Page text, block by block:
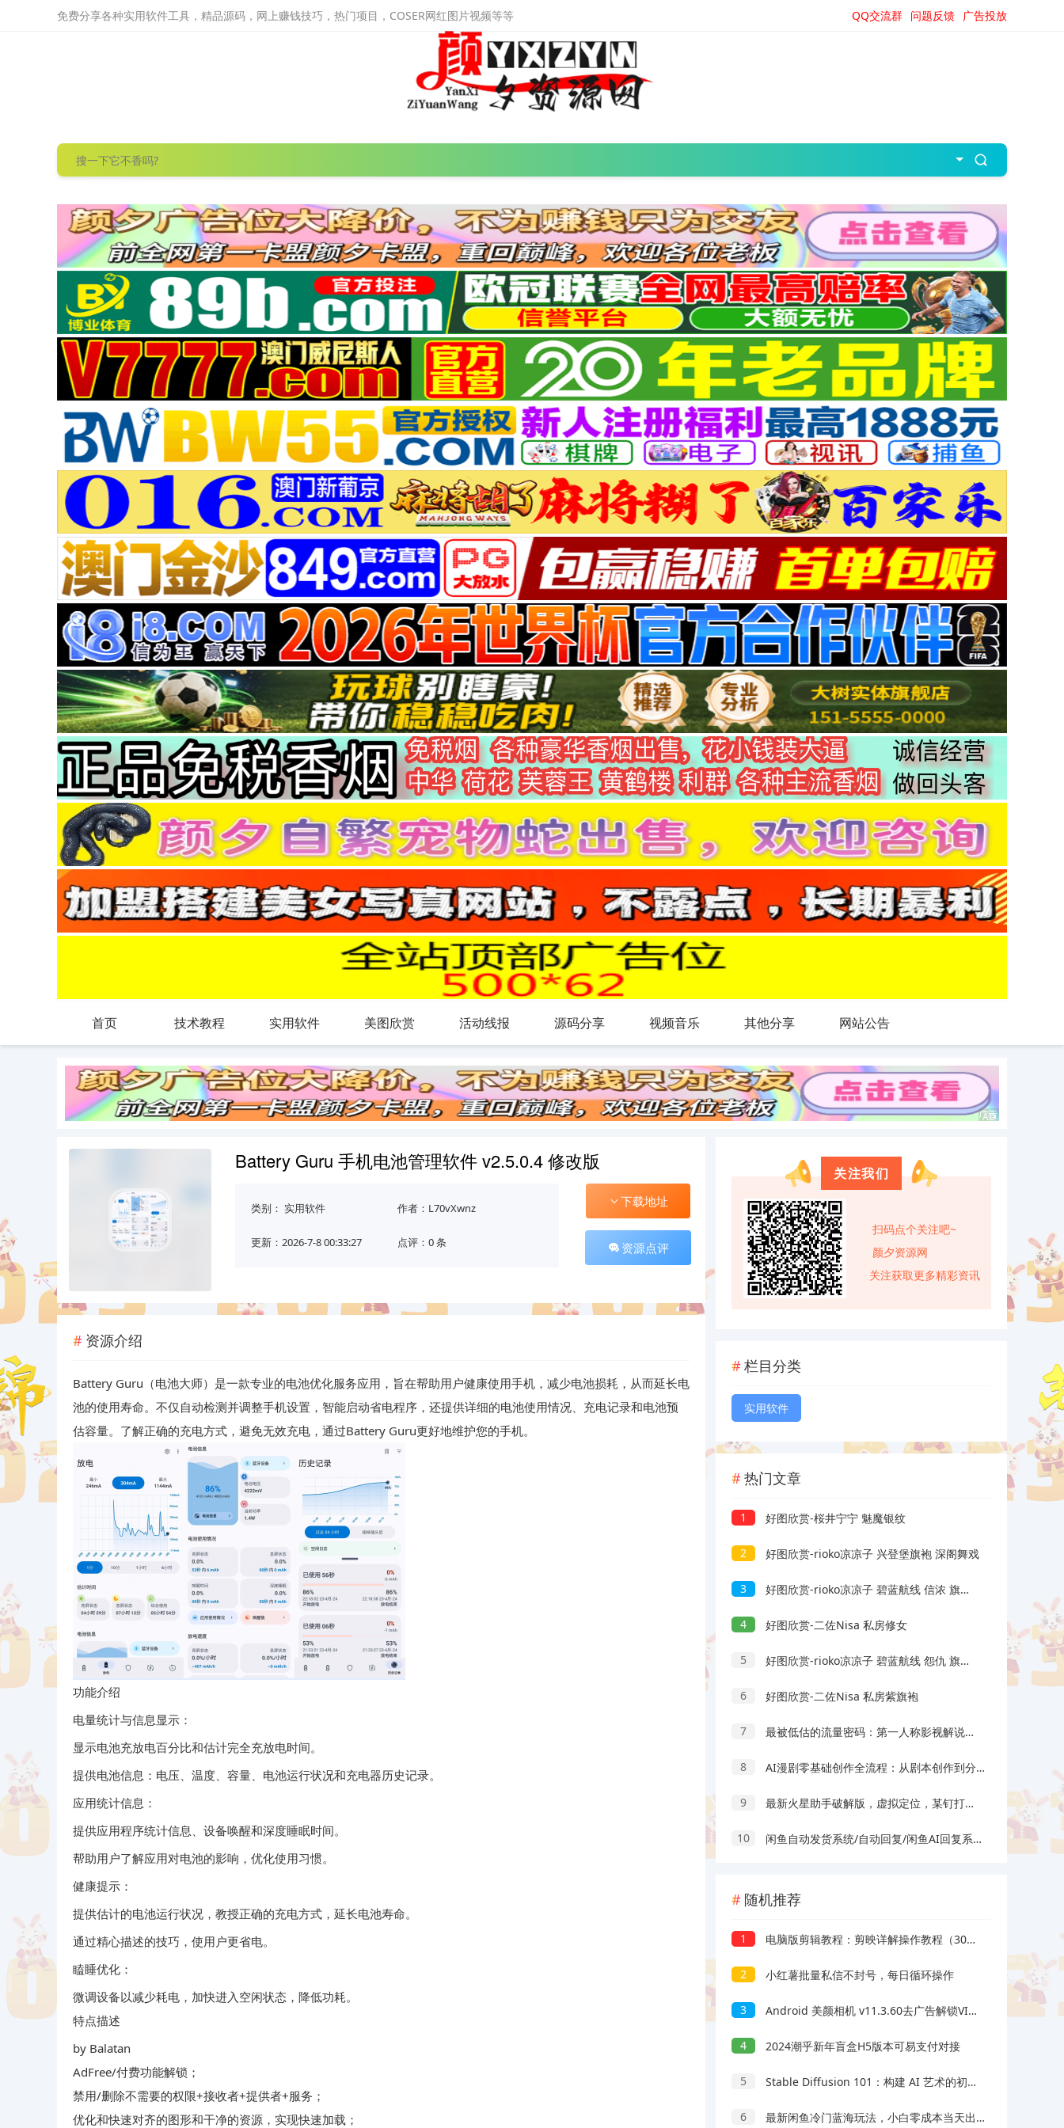
免费分享各种实用软件工具，精品源码，网上赚钱技巧，热门项目，COSER网红图片视频等等 广告投放
问题反馈
QQ交流群
首页 技术教程 实用软件 美图欣赏 活动线报 源码分享 视频音乐 其他分享 网站公告
Battery Guru 手机电池管理软件 v2.5.0.4 修改版
类别： 实用软件 作者：L70vXwnz
更新：2026-7-8 00:33:27 点评：0 条
下载地址
资源点评
资源介绍
Battery Guru（电池大师）是一款专业的电池优化服务应用，旨在帮助用户健康使用手机，减少电池损耗，从而延长电
池的使用寿命。不仅自动检测并调整手机设置，智能启动省电程序，还提供详细的电池使用情况、充电记录和电池预
估容量。了解正确的充电方式，避免无效充电，通过Battery Guru更好地维护您的手机。
功能介绍
电量统计与信息显示：
显示电池充放电百分比和估计完全充放电时间。
提供电池信息：电压、温度、容量、电池运行状况和充电器历史记录。
应用统计信息：
提供应用程序统计信息、设备唤醒和深度睡眠时间。
帮助用户了解应用对电池的影响，优化使用习惯。
健康提示：
提供估计的电池运行状况，教授正确的充电方式，延长电池寿命。
通过精心描述的技巧，使用户更省电。
瞌睡优化：
微调设备以减少耗电，加快进入空闲状态，降低功耗。
特点描述
by Balatan
AdFree/付费功能解锁；
禁用/删除不需要的权限+接收者+提供者+服务；
优化和快速对齐的图形和干净的资源，实现快速加载；
关注我们
扫码点个关注吧~
颜夕资源网
关注获取更多精彩资讯
栏目分类
实用软件
热门文章
1 好图欣赏-桜井宁宁 魅魔银纹
2 好图欣赏-rioko凉凉子 兴登堡旗袍 深阁舞戏
3 好图欣赏-rioko凉凉子 碧蓝航线 信浓 旗袍 相融一梦
4 好图欣赏-二佐Nisa 私房修女
5 好图欣赏-rioko凉凉子 碧蓝航线 怨仇 旗袍 杯盏盈芳华
6 好图欣赏-二佐Nisa 私房紫旗袍
7 最被低估的流量密码：第一人称影视解说，条条爆款100w+！【保姆级教学】
8 AI漫剧零基础创作全流程：从剧本创作到分镜剪辑，全套提示词模板直接落地出片
9 最新火星助手破解版，虚拟定位，某钉打卡利器
10 闲鱼自动发货系统/自动回复/闲鱼AI回复系统源码
随机推荐
1 电脑版剪辑教程：剪映详解操作教程（30节课）
2 小红薯批量私信不封号，每日循环操作
3 Android 美颜相机 v11.3.60去广告解锁VIP版
4 2024潮乎新年盲盒H5版本可易支付对接
5 Stable Diffusion 101：构建 AI 艺术的初学者指南教程-16节课-中英字幕
6 最新闲鱼冷门蓝海玩法，小白零成本当天出单日入200+